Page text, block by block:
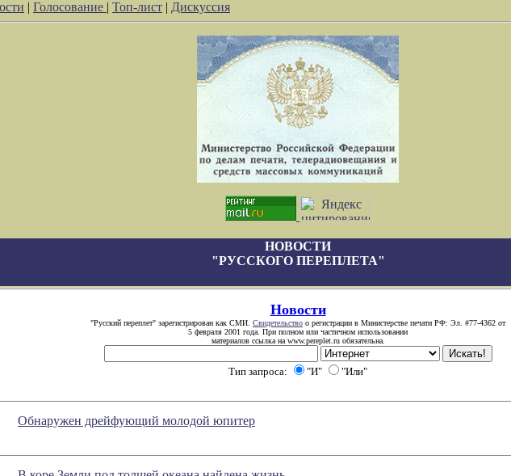
| Голосование | Топ-лист | Дискуссия
НОВОСТИ
"РУССКОГО ПЕРЕПЛЕТА"
Новости
"Русский переплет" зарегистрирован как СМИ. Свидетельство о регистрации в Министерстве печати РФ: Эл. #77-4362 от
5 февраля 2001 года. При полном или частичном использовании
материалов ссылка на www.pereplet.ru обязательна.
Тип запроса: "И" "Или"
Обнаружен дрейфующий молодой юпитер